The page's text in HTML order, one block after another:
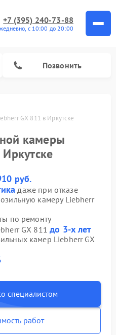
+7 (395) 240-73-88
с 10:00 до 20:00
Позвонить
GX 811 в Иркутске
камеры
руб.
даже при отказе
камеру Liebherr
по ремонту
GX 811до 3-х лет
камер Liebherr GX
специалистом
работ